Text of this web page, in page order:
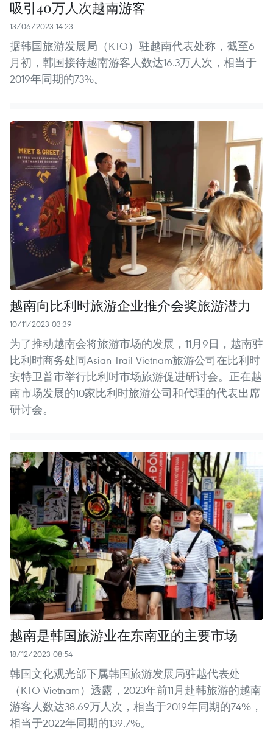
吸引40万人次越南游客
13/06/2023 14:23
据韩国旅游发展局（KTO）驻越南代表处称，截至6
月初，韩国接待越南游客人数达16.3万人次，相当于
2019年同期的73%。
越南向比利时旅游企业推介会奖旅游潜力
10/11/2023 03:39
为了推动越南会将旅游市场的发展，11月9日，越南驻
比利时商务处同Asian Trail Vietnam旅游公司在比利时
安特卫普市举行比利时市场旅游促进研讨会。正在越
南市场发展的10家比利时旅游公司和代理的代表出席
研讨会。
越南是韩国旅游业在东南亚的主要市场
18/12/2023 08:54
韩国文化观光部下属韩国旅游发展局驻越代表处
（KTO Vietnam）透露，2023年前11月赴韩旅游的越南
游客人数达38.69万人次，相当于2019年同期的74%，
相当于2022年同期的139.7%。